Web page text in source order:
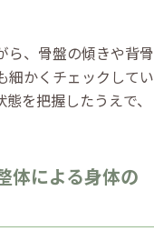
ら、骨盤の傾きや背骨
細かくチェックしてい
を把握したうえで、
体による身体の